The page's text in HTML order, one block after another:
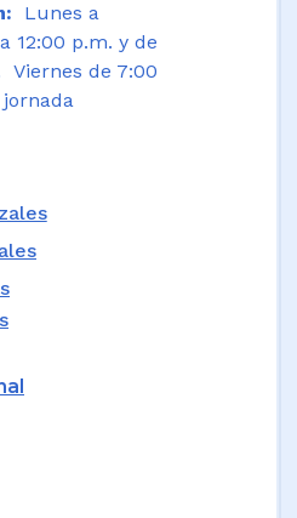
Lunes a
12:00 p.m. y de
Viernes de 7:00